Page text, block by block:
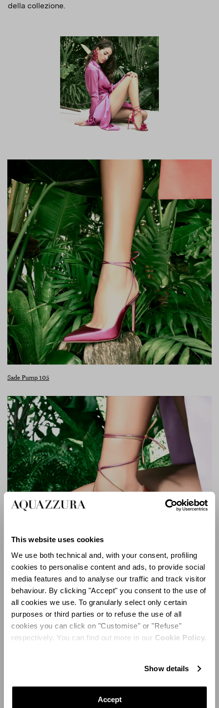
This website uses cookies
We use both technical and, with your consent, profiling
cookies to personalise content and ads, to provide social
media features and to analyse our traffic and track visitor
behaviour. By clicking "Accept" you consent to the use of
all cookies we use. To granularly select only certain
purposes or third parties or to refuse the use of all
cookies you can click on "Customise" or "Refuse"
respectively. You can find out more in our Cookie Policy.
Show details
Accept
della collezione.
Sade Pump 105
Sole Sandal 105